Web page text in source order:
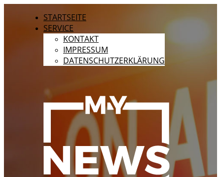
STARTSEITE
SERVICE
KONTAKT
IMPRESSUM
DATENSCHUTZERKLÄRUNG